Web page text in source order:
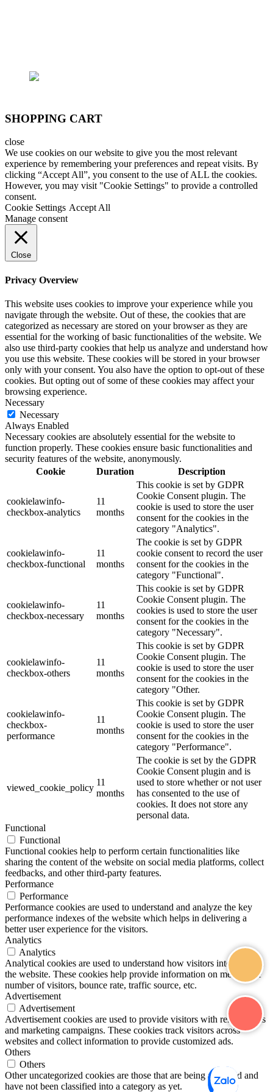
SHOPPING CART
close
We use cookies on our website to give you the most relevant
experience by remembering your preferences and repeat visits. By
clicking “Accept All”, you consent to the use of ALL the cookies.
However, you may visit "Cookie Settings" to provide a controlled
consent.
Cookie Settings Accept All
Manage consent
Close
Privacy Overview
This website uses cookies to improve your experience while you
navigate through the website. Out of these, the cookies that are
categorized as necessary are stored on your browser as they are
essential for the working of basic functionalities of the website. We
also use third-party cookies that help us analyze and understand how
you use this website. These cookies will be stored in your browser
only with your consent. You also have the option to opt-out of these
cookies. But opting out of some of these cookies may affect your
browsing experience.
Necessary
Necessary
Always Enabled
Necessary cookies are absolutely essential for the website to
function properly. These cookies ensure basic functionalities and
security features of the website, anonymously.
Cookie
Duration Description
cookielawinfo-
checkbox-analytics
11
months
This cookie is set by GDPR
Cookie Consent plugin. The
cookie is used to store the user
consent for the cookies in the
category "Analytics".
cookielawinfo-
checkbox-functional
11
months
The cookie is set by GDPR
cookie consent to record the user
consent for the cookies in the
category "Functional".
cookielawinfo-
checkbox-necessary
11
months
This cookie is set by GDPR
Cookie Consent plugin. The
cookies is used to store the user
consent for the cookies in the
category "Necessary".
cookielawinfo-
checkbox-others
11
months
This cookie is set by GDPR
Cookie Consent plugin. The
cookie is used to store the user
consent for the cookies in the
category "Other.
cookielawinfo-
checkbox-
performance
11
months
This cookie is set by GDPR
Cookie Consent plugin. The
cookie is used to store the user
consent for the cookies in the
category "Performance".
viewed_cookie_policy
11
months
The cookie is set by the GDPR
Cookie Consent plugin and is
used to store whether or not user
has consented to the use of
cookies. It does not store any
personal data.
Functional
Functional
Functional cookies help to perform certain functionalities like
sharing the content of the website on social media platforms, collect
feedbacks, and other third-party features.
Performance
Performance
Performance cookies are used to understand and analyze the key
performance indexes of the website which helps in delivering a
better user experience for the visitors.
Analytics
Analytics
Analytical cookies are used to understand how visitors interact with
the website. These cookies help provide information on metrics the
number of visitors, bounce rate, traffic source, etc.
Advertisement
Advertisement
Advertisement cookies are used to provide visitors with relevant ads
and marketing campaigns. These cookies track visitors across
websites and collect information to provide customized ads.
Others
Others
Other uncategorized cookies are those that are being analyzed and
have not been classified into a category as yet.